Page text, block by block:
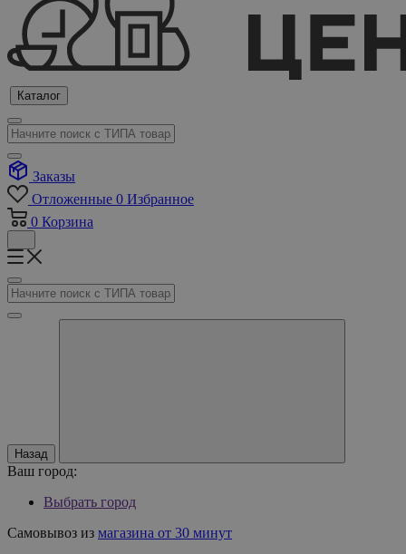
Каталог
Заказы
Отложенные 0 Избранное
0 Корзина
Назад
Ваш город:
Выбрать город
Самовывоз из магазина от 30 минут